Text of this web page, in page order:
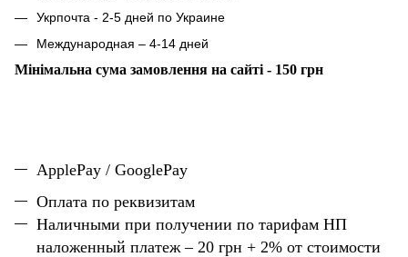
Укрпочта - 2-5 дней по Украине
Международная – 4-14 дней
Мінімальна сума замовлення на сайті - 150 грн
ApplePay / GooglePay
Оплата по реквизитам
Наличными при получении по тарифам НП
наложенный платеж – 20 грн + 2% от стоимости